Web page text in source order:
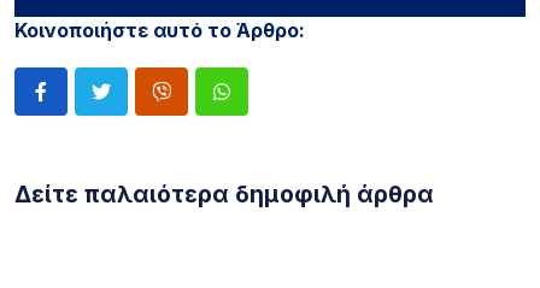
Κοινοποιήστε αυτό το Άρθρο:
Δείτε παλαιότερα δημοφιλή άρθρα